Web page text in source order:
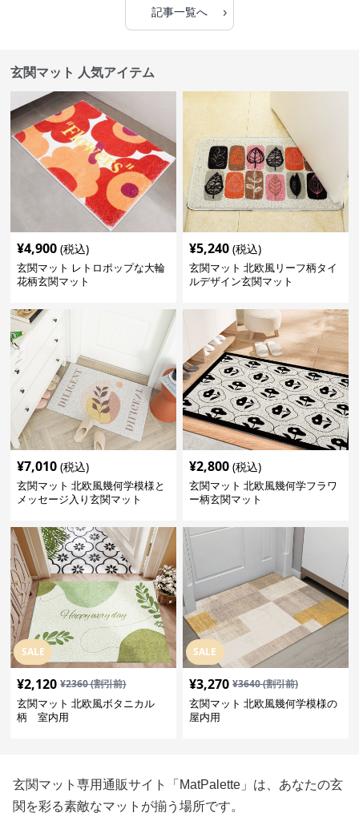
記事一覧へ ›
玄関マット 人気アイテム
¥4,900 (税込)
玄関マット レトロポップな大輪
花柄玄関マット
¥5,240 (税込)
玄関マット 北欧風リーフ柄タイ
ルデザイン玄関マット
¥7,010 (税込)
玄関マット 北欧風幾何学模様と
メッセージ入り玄関マット
¥2,800 (税込)
玄関マット 北欧風幾何学フラワ
ー柄玄関マット
SALE
¥2,120 ¥2360(割引前)
玄関マット 北欧風ボタニカル
柄 室内用
SALE
¥3,270 ¥3640(割引前)
玄関マット 北欧風幾何学模様の
屋内用
玄関マット専用通販サイト「MatPalette」は、あなたの玄
関を彩る素敵なマットが揃う場所です。